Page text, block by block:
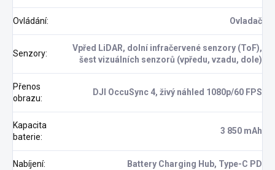
Ovládání: Ovladač
Senzory:
Vpřed LiDAR, dolní infračervené senzory (ToF),
šest vizuálních senzorů (vpředu, vzadu, dole)
Přenos
obrazu:
DJI OccuSync 4, živý náhled 1080p/60 FPS
Kapacita
baterie:
3 850 mAh
Nabíjení: Battery Charging Hub, Type-C PD